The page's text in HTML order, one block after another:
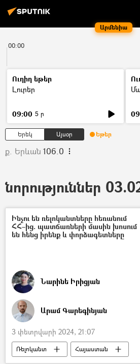
Արմենիա
00:00
Ուղիղ եթեր
Լուրեր
09:00 5 ր
Երեկ Այսօր Եթեր
ք. Երևան 106.0
նորություններ
Ինչու են ռելոկանտները հեռանում
ՀՀ–ից. պատճառների մասին խոսում
են հենց իրենք և փորձագետները
Նարինե Իրիցյան
Արամ Գարեգինյան
3 փետրվարի 2024, 21:07
Ռելոկանտ
Հայաստան